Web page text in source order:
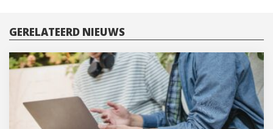
GERELATEERD NIEUWS